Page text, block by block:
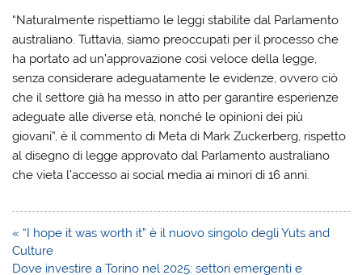
“Naturalmente rispettiamo le leggi stabilite dal Parlamento
australiano. Tuttavia, siamo preoccupati per il processo che
ha portato ad un’approvazione così veloce della legge,
senza considerare adeguatamente le evidenze, ovvero ciò
che il settore già ha messo in atto per garantire esperienze
adeguate alle diverse età, nonché le opinioni dei più
giovani”, è il commento di Meta di Mark Zuckerberg, rispetto
al disegno di legge approvato dal Parlamento australiano
che vieta l’accesso ai social media ai minori di 16 anni.
Navigazione
articoli
« “I hope it was worth it” è il nuovo singolo degli Yuts and
Culture
Dove investire a Torino nel 2025: settori emergenti e